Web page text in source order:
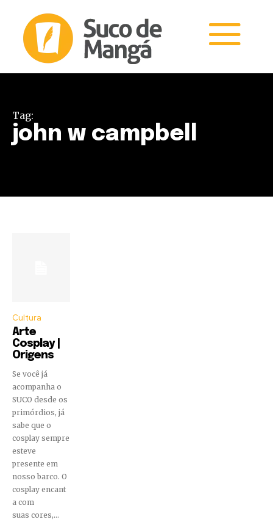
Tag:
john w campbell
Cultura
Arte
Cosplay |
Origens
Se você já
acompanha o
SUCO desde os
primórdios, já
sabe que o
cosplay sempre
esteve
presente em
nosso barco. O
cosplay encant
a com
suas cores,...